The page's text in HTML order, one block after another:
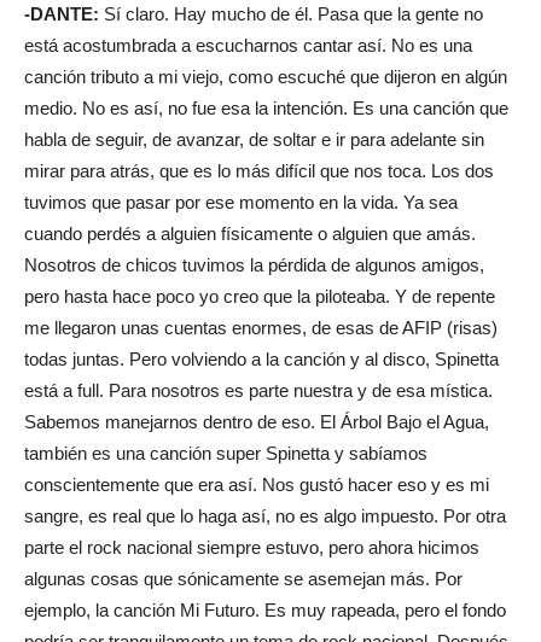
-DANTE: Sí claro. Hay mucho de él. Pasa que la gente no
está acostumbrada a escucharnos cantar así. No es una
canción tributo a mi viejo, como escuché que dijeron en algún
medio. No es así, no fue esa la intención. Es una canción que
habla de seguir, de avanzar, de soltar e ir para adelante sin
mirar para atrás, que es lo más difícil que nos toca. Los dos
tuvimos que pasar por ese momento en la vida. Ya sea
cuando perdés a alguien físicamente o alguien que amás.
Nosotros de chicos tuvimos la pérdida de algunos amigos,
pero hasta hace poco yo creo que la piloteaba. Y de repente
me llegaron unas cuentas enormes, de esas de AFIP (risas)
todas juntas. Pero volviendo a la canción y al disco, Spinetta
está a full. Para nosotros es parte nuestra y de esa mística.
Sabemos manejarnos dentro de eso. El Árbol Bajo el Agua,
también es una canción super Spinetta y sabíamos
conscientemente que era así. Nos gustó hacer eso y es mi
sangre, es real que lo haga así, no es algo impuesto. Por otra
parte el rock nacional siempre estuvo, pero ahora hicimos
algunas cosas que sónicamente se asemejan más. Por
ejemplo, la canción Mi Futuro. Es muy rapeada, pero el fondo